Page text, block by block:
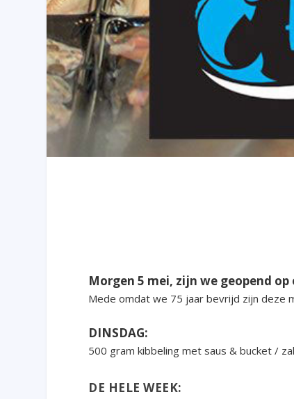
Morgen 5 mei, zijn we geopend
Mede omdat we 75 jaar bevrijd zijn
DINSDAG:
500 gram kibbeling met saus & bucket /
DE HELE WEEK: